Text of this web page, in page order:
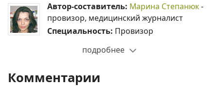
Автор-составитель: Марина Степанюк-
провизор, медицинский журналист
Специальность: Провизор
подробнее
Комментарии